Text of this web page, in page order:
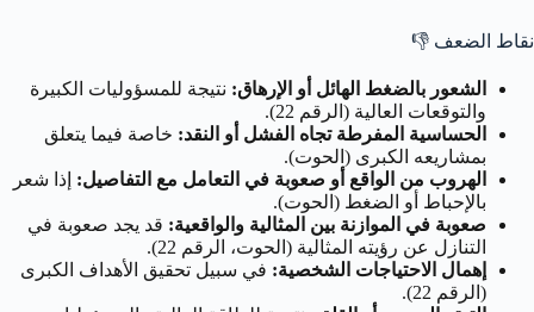
نقاط الضعف 👎
الشعور بالضغط الهائل أو الإرهاق: نتيجة للمسؤوليات الكبيرة
والتوقعات العالية (الرقم 22).
الحساسية المفرطة تجاه الفشل أو النقد: خاصة فيما يتعلق
بمشاريعه الكبرى (الحوت).
الهروب من الواقع أو صعوبة في التعامل مع التفاصيل: إذا شعر
بالإحباط أو الضغط (الحوت).
صعوبة في الموازنة بين المثالية والواقعية: قد يجد صعوبة في
التنازل عن رؤيته المثالية (الحوت، الرقم 22).
إهمال الاحتياجات الشخصية: في سبيل تحقيق الأهداف الكبرى
(الرقم 22).